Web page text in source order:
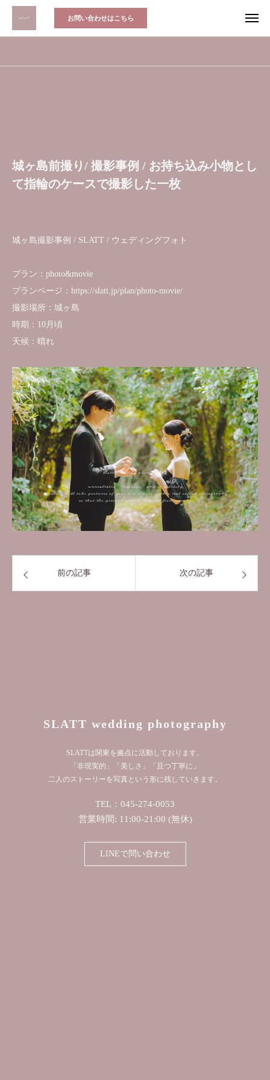
お問い合わせはこちら
城ヶ島前撮り/ 撮影事例 / お持ち込み小物とし
て指輪のケースで撮影した一枚
城ヶ島撮影事例 / SLATT / ウェディングフォト
プラン：photo&movie
プランページ：https://slatt.jp/plan/photo-movie/
撮影場所：城ヶ島
時期：10月頃
天候：晴れ
前の記事 次の記事
SLATT wedding photography
SLATTは関東を拠点に活動しております。
「非現実的」「美しさ」「且つ丁寧に」
二人のストーリーを写真という形に残していきます。
TEL：045-274-0053
営業時間: 11:00-21:00 (無休)
LINEで問い合わせ